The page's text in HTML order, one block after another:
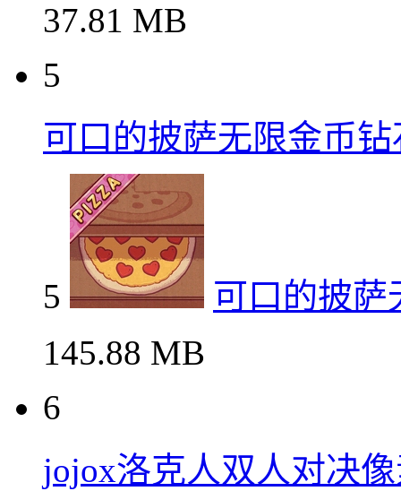
37.81 MB
5
可口的披萨无限金币
5
可口的披萨
145.88 MB
6
jojox洛克人双人对决